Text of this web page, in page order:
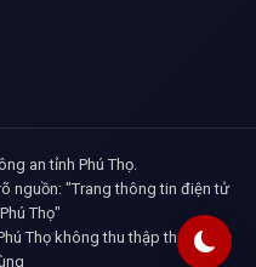
an tỉnh Phú Thọ.
nguồn: "Trang thông tin điện tử
Thọ"
Thọ không thu thập thông tin